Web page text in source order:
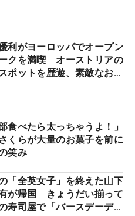
利がヨーロッパでオープン
クを満喫 オーストリアの
ポットを歴遊、素敵なお土
食べたら太っちゃうよ！」
くらが大量のお菓子を前に
笑み
「全英女子」を終えた山下
が帰国 きょうだい揃って
寿司屋で「バースデーディ